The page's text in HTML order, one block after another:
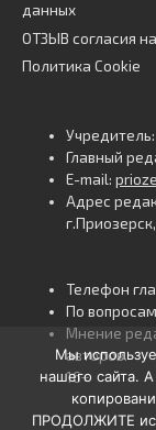
данных
ОТЗЫВ согласия
Политика Cookie
Главный
E-mail:
Адрес
Телефон
По
Мнение
авторов.
16+
Мы
нашего сайта.
ПРОДОЛЖИТЕ